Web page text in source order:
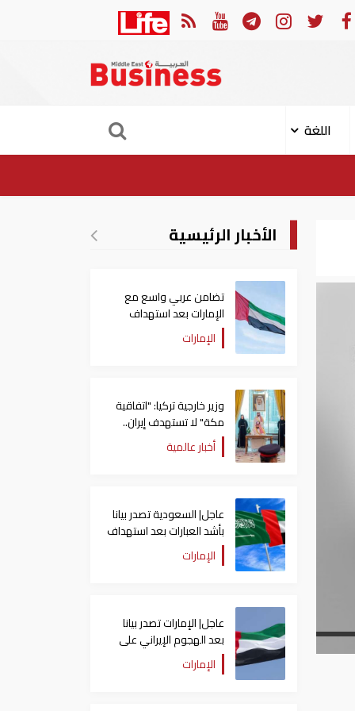
ومصر قد تنضم إليها عاجل| السعودية تصدر بيانا
اللغة
الأخبار الرئيسية
تضامن عربي واسع مع
الإمارات بعد استهداف
ناقلة في مضيق هرمز
الإمارات
وزير خارجية تركيا: "اتفاقية
مكة" لا تستهدف إيران..
ومصر قد تنضم إليها
أخبار عالمية
عاجل| السعودية تصدر بيانا
بأشد العبارات بعد استهداف
إيران لناقلة إماراتية
الإمارات
عاجل| الإمارات تصدر بيانا
بعد الهجوم الإيراني على
سفينة تابعة لـ"أدنوك"
الإمارات